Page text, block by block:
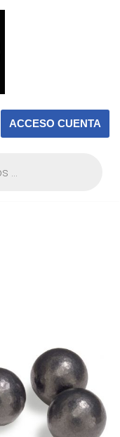
ACCESO CUENTA